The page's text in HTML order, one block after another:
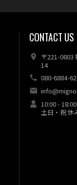
CONTACT US
〒221-0803
14
080-6884-
10:00 -
土日・祝 休